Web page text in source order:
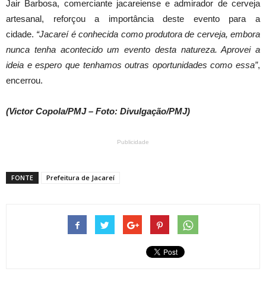
Jair Barbosa, comerciante jacareiense e admirador de cerveja
artesanal, reforçou a importância deste evento para a
cidade. “Jacareí é conhecida como produtora de cerveja, embora
nunca tenha acontecido um evento desta natureza. Aprovei a
ideia e espero que tenhamos outras oportunidades como essa”,
encerrou.
(Victor Copola/PMJ – Foto: Divulgação/PMJ)
Publicidade
FONTE Prefeitura de Jacareí